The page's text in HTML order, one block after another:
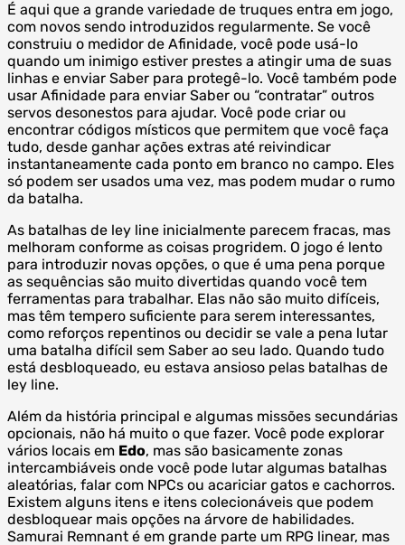
É aqui que a grande variedade de truques entra em jogo,
com novos sendo introduzidos regularmente. Se você
construiu o medidor de Afinidade, você pode usá-lo
quando um inimigo estiver prestes a atingir uma de suas
linhas e enviar Saber para protegê-lo. Você também pode
usar Afinidade para enviar Saber ou “contratar” outros
servos desonestos para ajudar. Você pode criar ou
encontrar códigos místicos que permitem que você faça
tudo, desde ganhar ações extras até reivindicar
instantaneamente cada ponto em branco no campo. Eles
só podem ser usados ​​uma vez, mas podem mudar o rumo
da batalha.
As batalhas de ley line inicialmente parecem fracas, mas
melhoram conforme as coisas progridem. O jogo é lento
para introduzir novas opções, o que é uma pena porque
as sequências são muito divertidas quando você tem
ferramentas para trabalhar. Elas não são muito difíceis,
mas têm tempero suficiente para serem interessantes,
como reforços repentinos ou decidir se vale a pena lutar
uma batalha difícil sem Saber ao seu lado. Quando tudo
está desbloqueado, eu estava ansioso pelas batalhas de
ley line.
Além da história principal e algumas missões secundárias
opcionais, não há muito o que fazer. Você pode explorar
vários locais em Edo, mas são basicamente zonas
intercambiáveis ​​onde você pode lutar algumas batalhas
aleatórias, falar com NPCs ou acariciar gatos e cachorros.
Existem alguns itens e itens colecionáveis ​​que podem
desbloquear mais opções na árvore de habilidades.
Samurai Remnant é em grande parte um RPG linear, mas